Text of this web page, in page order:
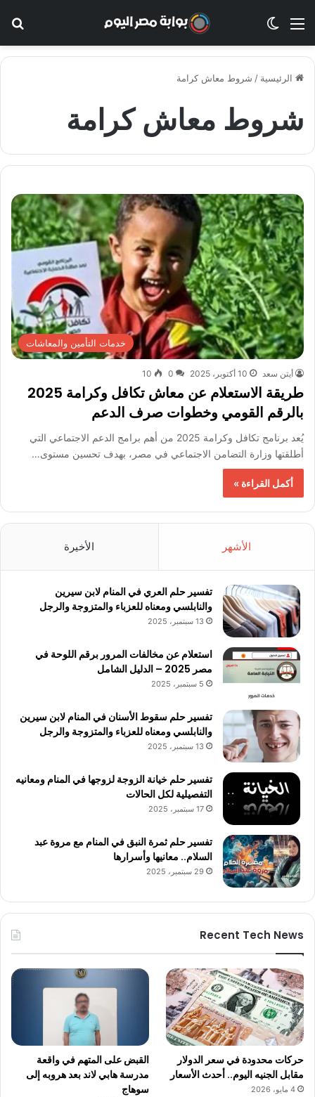
القائمة الوضع المظلم
الرئيسية / شروط معاش كرامة
شروط معاش كرامة
خدمات التأمين والمعاشات
أيتن سعد 10 أكتوبر، 2025 0
10
طريقة الاستعلام عن معاش تكافل وكرامة 2025
بالرقم القومي وخطوات صرف الدعم
يُعد برنامج تكافل وكرامة 2025 من أهم برامج الدعم الاجتماعي التي
أطلقتها وزارة التضامن الاجتماعي في مصر، بهدف تحسين مستوى…
أكمل القراءة »
الأشهر الأخيرة
تفسير حلم العري في المنام لابن سيرين
والنابلسي ومعناه للعزباء والمتزوجة والرجل
13 سبتمبر، 2025
استعلام عن مخالفات المرور برقم اللوحة في
مصر 2025 – الدليل الشامل
5 سبتمبر، 2025
تفسير حلم سقوط الأسنان في المنام لابن سيرين
والنابلسي ومعناه للعزباء والمتزوجة والرجل
13 سبتمبر، 2025
تفسير حلم خيانة الزوجة لزوجها في المنام ومعانيه
التفصيلية لكل الحالات
17 سبتمبر، 2025
تفسير حلم ثمرة النبق في المنام مع مروة عبد
السلام.. معانيها وأسرارها
29 سبتمبر، 2025
Recent Tech News
حركات محدودة في سعر الدولار
مقابل الجنيه اليوم.. أحدث الأسعار
4 مايو، 2026
القبض على المتهم في واقعة
مدرسة هابي لاند بعد هروبه إلى
سوهاج